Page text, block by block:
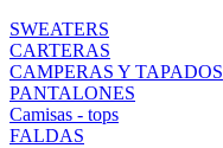
SWEATERS
CARTERAS
CAMPERAS Y TAPADOS
PANTALONES
Camisas - tops
FALDAS